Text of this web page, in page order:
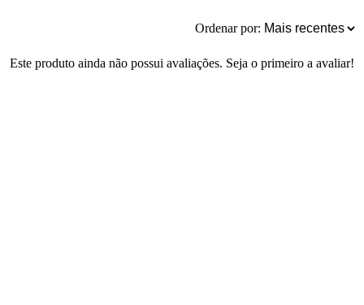
Ordenar por:
Este produto ainda não possui avaliações. Seja o primeiro a avaliar!